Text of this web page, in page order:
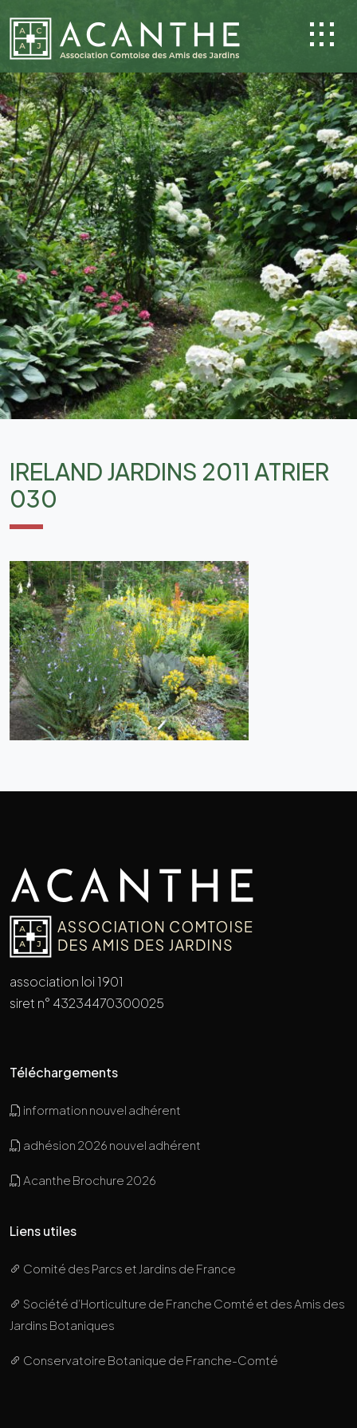
IRELAND JARDINS 2011 ATRIER
030
association loi 1901
siret n° 43234470300025
Téléchargements
information nouvel adhérent
adhésion 2026 nouvel adhérent
Acanthe Brochure 2026
Liens utiles
Comité des Parcs et Jardins de France
Société d’Horticulture de Franche Comté et des Amis des
Jardins Botaniques
Conservatoire Botanique de Franche-Comté